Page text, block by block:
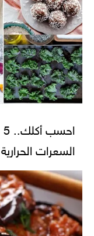
السعرات الحرارية